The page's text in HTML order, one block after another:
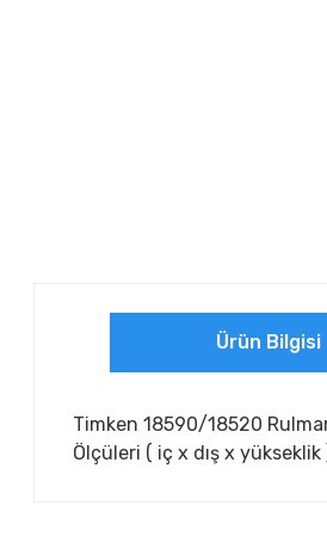
Ürün Bilgisi
Timken 18590/18520
Ölçüleri ( iç x dış x yükseklik